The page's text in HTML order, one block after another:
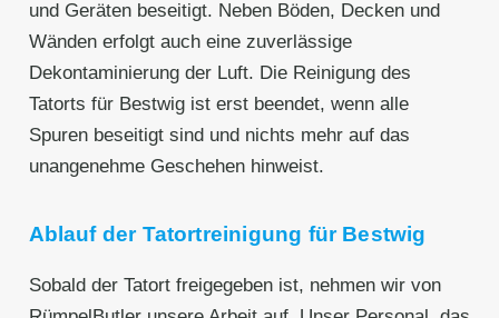
und Geräten beseitigt. Neben Böden, Decken und
Wänden erfolgt auch eine zuverlässige
Dekontaminierung der Luft. Die Reinigung des
Tatorts für Bestwig ist erst beendet, wenn alle
Spuren beseitigt sind und nichts mehr auf das
unangenehme Geschehen hinweist.
Ablauf der Tatortreinigung für Bestwig
Sobald der Tatort freigegeben ist, nehmen wir von